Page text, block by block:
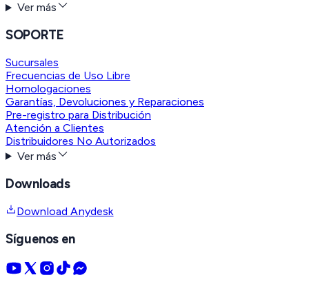
Ver más
SOPORTE
Sucursales
Frecuencias de Uso Libre
Homologaciones
Garantías, Devoluciones y Reparaciones
Pre-registro para Distribución
Atención a Clientes
Distribuidores No Autorizados
Ver más
Downloads
Download Anydesk
Síguenos en